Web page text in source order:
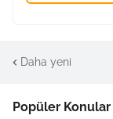
Daha yeni
Popüler Konular